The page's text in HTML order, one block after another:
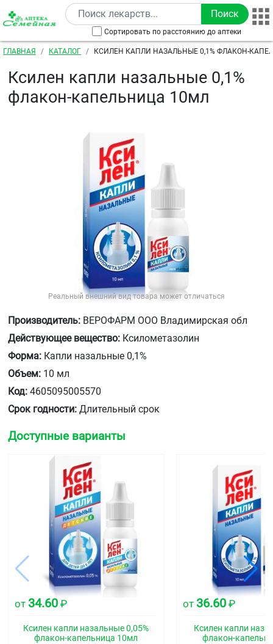
Перейти к основному содержанию
Сортировать по расстоянию до аптеки
Строка навигации
ГЛАВНАЯ КАТАЛОГ КСИЛЕН КАПЛИ НАЗАЛЬНЫЕ 0,1% ФЛАКОН-
Ксилен капли назальные 0,1%
флакон-капельница 10мл
Реальный внешний вид товара может отличаться
Производитель: ВЕРОФАРМ ООО Владимирская обл
Действующее вещество: Ксилометазолин
Форма: Капли назальные 0,1%
Объем: 10 мл
Код: 4605095005570
Срок годности: Длительный срок
Доступные варианты
от 34.60 ₽
Ксилен капли назальные 0,05%
флакон-капельница 10мл
от 36.60 ₽
Ксилен капли
флакон-